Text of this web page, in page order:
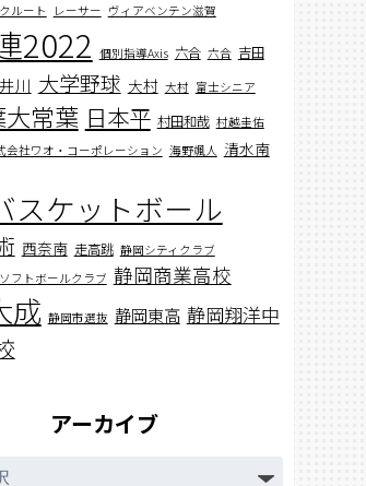
ルート レーサー ヴィアベンテン滋賀
2022 個別指導Axis 六合 六合 吉田
川 大学野球 大村 大村 富士シニア
大常葉 日本平 村田和哉 村越圭佑
会社ワオ・コーポレーション 海野颯人 清水南
スケットボール
西奈南 走高跳 静岡シティクラブ
フトボールクラブ 静岡商業高校
成 静岡市選抜 静岡東高 静岡翔洋中
アーカイブ